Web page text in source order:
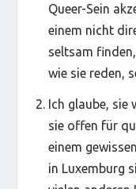
Queer-Sein
einem nicht
seltsam
wie sie reden,
Ich glaube, sie
sie offen für
einem
in Luxemburg